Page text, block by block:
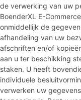
de verwerking van uw
BoenderXL E-
onmiddellijk de
afhandeling van uw
afschriften en/of
aan u ter beschikking
staken. U heeft
individuele
verwerken uw